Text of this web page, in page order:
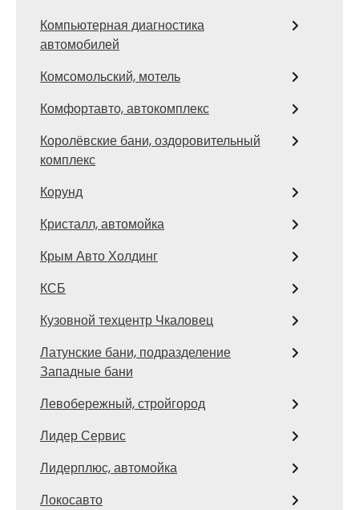
Компьютерная диагностика
автомобилей
Комсомольский, мотель
Комфортавто, автокомплекс
Королёвские бани, оздоровительный
комплекс
Корунд
Кристалл, автомойка
Крым Авто Холдинг
КСБ
Кузовной техцентр Чкаловец
Латунские бани, подразделение
Западные бани
Левобережный, стройгород
Лидер Сервис
Лидерплюс, автомойка
Локосавто